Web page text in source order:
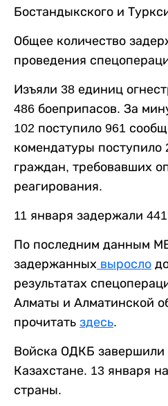
Бостандыкского и
Общее количество
проведения
Изъяли 38 единиц
486 боеприпасов. За
102 поступило 961
комендатуры поступило
граждан, требовавших
реагирования.
11 января задержали
По последним данным
задержанных выросло
результатах
Алматы и Алматинской
прочитать здесь.
Войска ОДКБ
Казахстане. 13 января
страны.